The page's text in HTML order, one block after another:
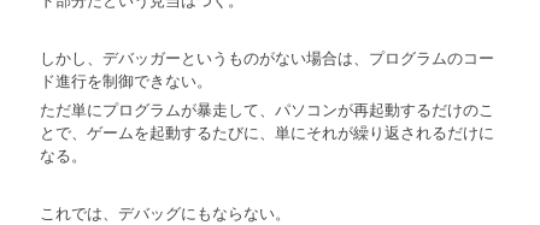
しかし、デバッガーというものがない場合は、プログラムのコー
ド進行を制御できない。
ただ単にプログラムが暴走して、パソコンが再起動するだけのこ
とで、ゲームを起動するたびに、単にそれが繰り返されるだけに
なる。
これでは、デバッグにもならない。